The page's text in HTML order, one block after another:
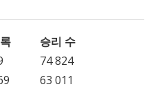
승리 수
74 824
63 011